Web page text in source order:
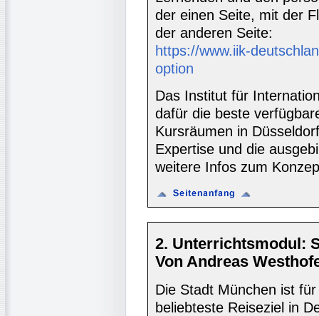
der einen Seite, mit der
der anderen Seite:
https://www.iik-
option
Das Institut für
dafür die beste
Kursräumen in
Expertise und die
weitere Infos zum
2. Unterrichtsmodul:
Von Andreas
Die Stadt München ist
beliebteste Reiseziel in